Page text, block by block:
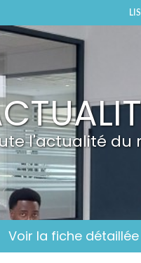
l'actualité du
Voir la fiche détaillée